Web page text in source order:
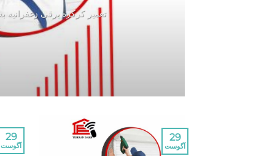
تعمیر کرکره برقی زعفرانیه
29
آگوست
29
آگوست